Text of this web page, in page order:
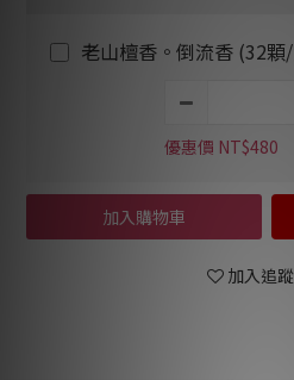
老山檀香。倒流香 (32顆
優惠價 NT$480
加入購物車
加入追